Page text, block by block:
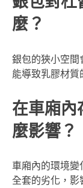
麼？
銀包的狹小空間
能導致乳膠材質
在車廂內
麼影響？
車廂內的環境變
全套的劣化，影